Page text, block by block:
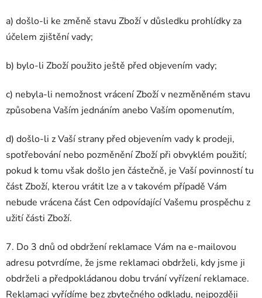
a) došlo-li ke změně stavu Zboží v důsledku prohlídky za
účelem zjištění vady;
b) bylo-li Zboží použito ještě před objevením vady;
c) nebyla-li nemožnost vrácení Zboží v nezměněném stavu
způsobena Vaším jednáním anebo Vaším opomenutím,
d) došlo-li z Vaší strany před objevením vady k prodeji,
spotřebování nebo pozměnění Zboží při obvyklém použití;
pokud k tomu však došlo jen částečně, je Vaší povinností tu
část Zboží, kterou vrátit lze a v takovém případě Vám
nebude vrácena část Cen odpovídající Vašemu prospěchu z
užití části Zboží.
7. Do 3 dnů od obdržení reklamace Vám na e-mailovou
adresu potvrdíme, že jsme reklamaci obdrželi, kdy jsme ji
obdrželi a předpokládanou dobu trvání vyřízení reklamace.
Reklamaci vyřídíme bez zbytečného odkladu, nejpozději